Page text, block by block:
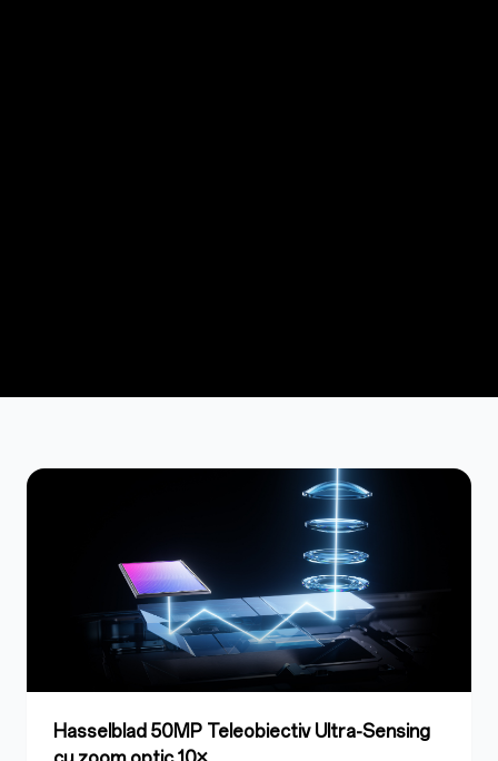
Hasselblad 50MP Teleobiectiv Ultra-Sensing